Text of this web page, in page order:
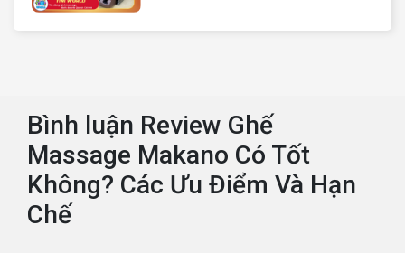
Bình luận Review Ghế
Massage Makano Có Tốt
Không? Các Ưu Điểm Và Hạn
Chế